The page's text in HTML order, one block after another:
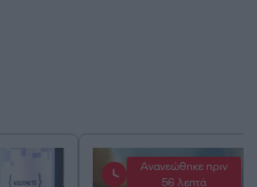
Ανανεώθηκε πριν
56 λεπτά